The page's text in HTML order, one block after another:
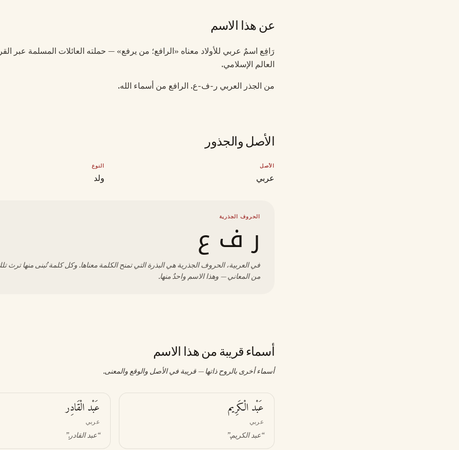
عن هذا الاسم
رَافِع اسمٌ عربي للأولاد معناه «الرافع؛ من يرفع» — حملته العائلات المسلمة عبر
العالم الإسلامي.
من الجذر العربي ر-ف-ع. الرافع من أسماء الله.
الأصل والجذور
الأصل
عربي
النوع
ولد
الحروف الجذرية
ر ف ع
في العربية، الحروف الجذرية هي البذرة التي تمنح الكلمة معناها. وكل كلمة تُبنى منها ترث
من المعاني — وهذا الاسم واحدٌ منها.
أسماء قريبة من هذا الاسم
أسماء أخرى بالروح ذاتها — قريبة في الأصل والوقع والمعنى.
عَبْد الْكَرِيم
عربي
“عبد الكريم.”
عَبْد الْقَادِر
عربي
“عبد القادر.”